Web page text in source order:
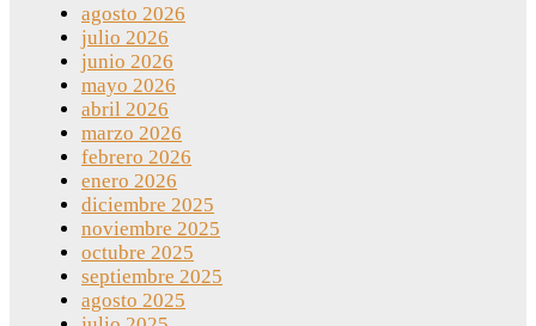
agosto 2026
julio 2026
junio 2026
mayo 2026
abril 2026
marzo 2026
febrero 2026
enero 2026
diciembre 2025
noviembre 2025
octubre 2025
septiembre 2025
agosto 2025